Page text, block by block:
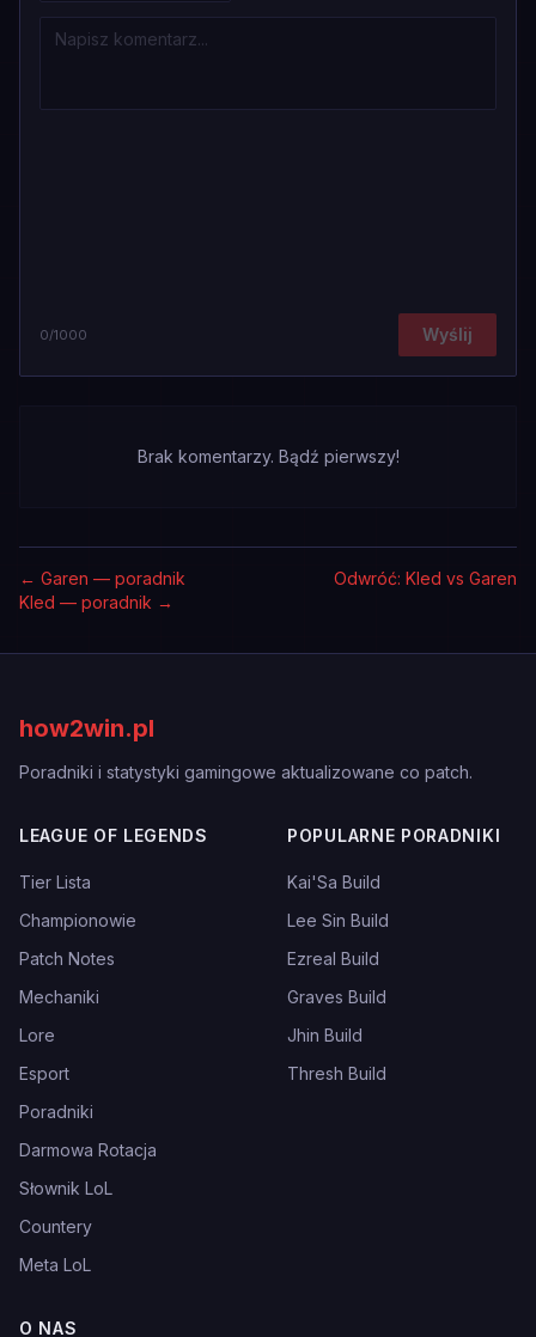
0/1000 Wyślij
Brak komentarzy. Bądź pierwszy!
← Garen — poradnik
Odwróć: Kled vs Garen
Kled — poradnik →
how2win.pl
Poradniki i statystyki gamingowe aktualizowane co patch.
LEAGUE OF LEGENDS
Tier Lista
Championowie
Patch Notes
Mechaniki
Lore
Esport
Poradniki
Darmowa Rotacja
Słownik LoL
Countery
Meta LoL
POPULARNE PORADNIKI
Kai'Sa Build
Lee Sin Build
Ezreal Build
Graves Build
Jhin Build
Thresh Build
O NAS